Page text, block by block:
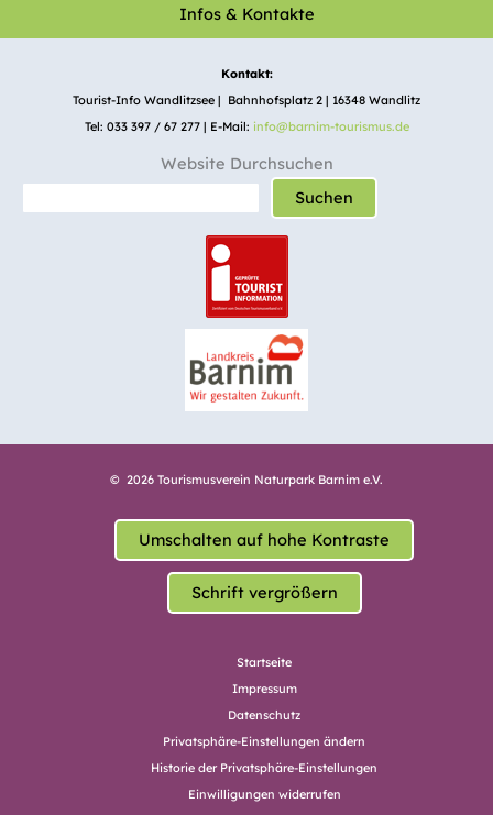
Infos & Kontakte
Kontakt:
Tourist-Info Wandlitzsee | Bahnhofsplatz 2 | 16348 Wandlitz
Tel: 033 397 / 67 277 | E-Mail: info@barnim-tourismus.de
Website Durchsuchen
Suchen
© 2026 Tourismusverein Naturpark Barnim e.V.
Umschalten auf hohe Kontraste
Schrift vergrößern
Startseite
Impressum
Datenschutz
Privatsphäre-Einstellungen ändern
Historie der Privatsphäre-Einstellungen
Einwilligungen widerrufen